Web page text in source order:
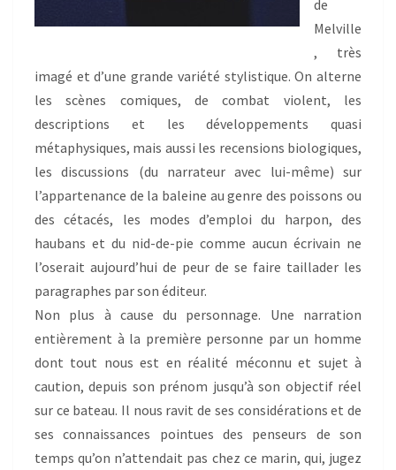
de
Melville
, très
imagé et d’une grande variété stylistique. On alterne
les scènes comiques, de combat violent, les
descriptions et les développements quasi
métaphysiques, mais aussi les recensions biologiques,
les discussions (du narrateur avec lui-même) sur
l’appartenance de la baleine au genre des poissons ou
des cétacés, les modes d’emploi du harpon, des
haubans et du nid-de-pie comme aucun écrivain ne
l’oserait aujourd’hui de peur de se faire taillader les
paragraphes par son éditeur.
Non plus à cause du personnage. Une narration
entièrement à la première personne par un homme
dont tout nous est en réalité méconnu et sujet à
caution, depuis son prénom jusqu’à son objectif réel
sur ce bateau. Il nous ravit de ses considérations et de
ses connaissances pointues des penseurs de son
temps qu’on n’attendait pas chez ce marin, qui, jugez